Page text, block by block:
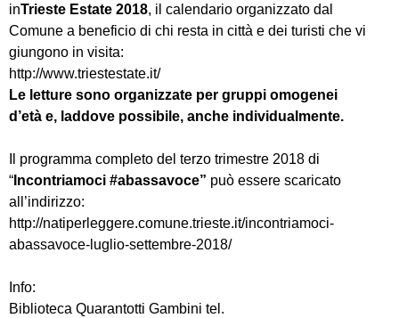
inTrieste Estate 2018, il calendario organizzato dal
Comune a beneficio di chi resta in città e dei turisti che vi
giungono in visita:
http://www.triestestate.it/
Le letture sono organizzate per gruppi omogenei
d’età e, laddove possibile, anche individualmente.
Il programma completo del terzo trimestre 2018 di
“ Incontriamoci #abassavoce” può essere scaricato
all’indirizzo:
http://natiperleggere.comune.trieste.it/incontriamoci-
abassavoce-luglio-settembre-2018/
Info:
Biblioteca Quarantotti Gambini tel.